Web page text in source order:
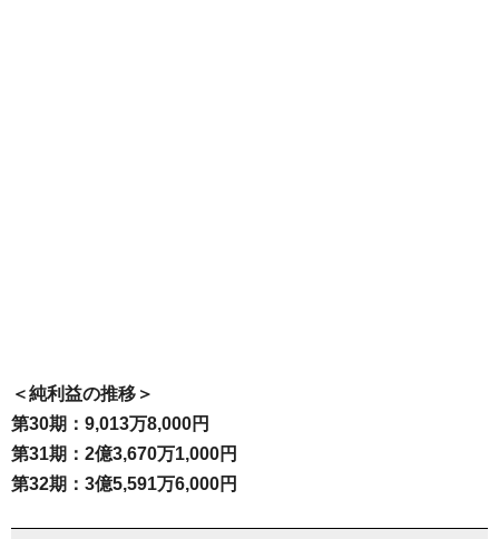
＜純利益の推移＞
第30期：9,013万8,000円
第31期：2億3,670万1,000円
第32期：3億5,591万6,000円